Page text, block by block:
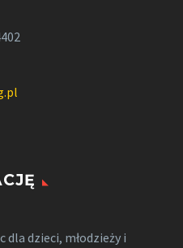
dla dzieci, młodzieży i